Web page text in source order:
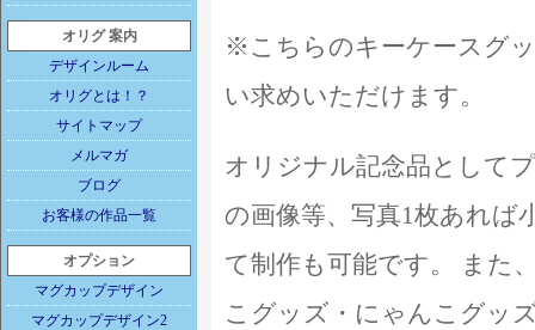
オリグ 案内
デザインルーム
オリグとは！？
サイトマップ
メルマガ
ブログ
お客様の作品一覧
オプション
マグカップデザイン
マグカップデザイン2
※こちらのキーケースグ
い求めいただけます。
オリジナル記念品として
の画像等、写真1枚あれば
て制作も可能です。 また
こグッズ・にゃんこグッ